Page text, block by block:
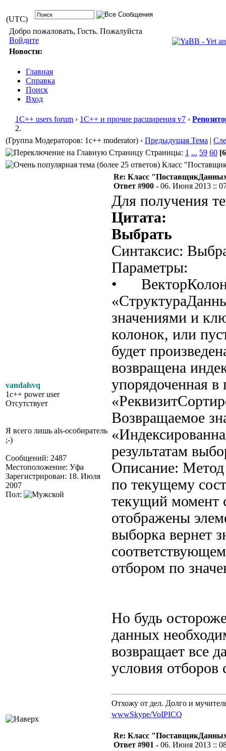
(UTC)
Добро пожаловать, Гость. Пожалуйста
Войдите
Новости:
Главная
Справка
Поиск
Вход
1С++ users forum › 1С++ и прочие расширения v7 ›
2.
(Группа Модераторов: 1c++ moderator) ‹ Предыдущая Тема |
Страницы: 1 ... 59 60
Класс
vandalsvq
1c++ power user
Отсутствует
Я всего лишь als-особиратель
;-)
Сообщений: 2487
Местоположение: Уфа
Зарегистрирован: 18. Июля
2007
Пол:
Re: Класс
Ответ #900 - 06. Июня 2013 ::
Для получения
Цитата:
Выбрать
Синтаксис:
Параметры:
•
значениями и
колонок, или
будет
возвращена
упорядоченная
Возвращаемое
результатам
Описание:
по текущему
текущий момент
отображены
выборка вернет
отбором по
Но будь
данных
возвращает все
условия отборов
Отхожу от дел. Долго и
wwwSkype/VoIPICQ
Re: Класс
Ответ #901 - 06. Июня 2013 ::